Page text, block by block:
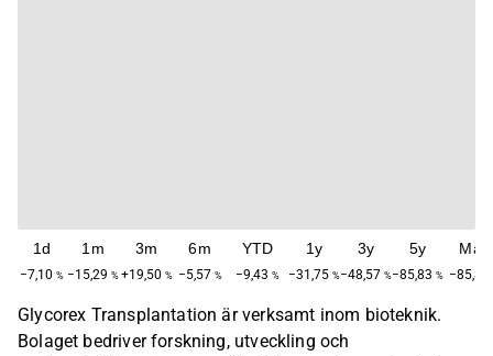
1d
−7,10 %
1m
−15,29 %
3m
+19,50 %
6m
−5,57 %
YTD
−9,43 %
1y
−31,75 %
3y
−48,57 %
5y
−85,83 %
Max
−85,82
Glycorex Transplantation är verksamt inom bioteknik.
Bolaget bedriver forskning, utveckling och